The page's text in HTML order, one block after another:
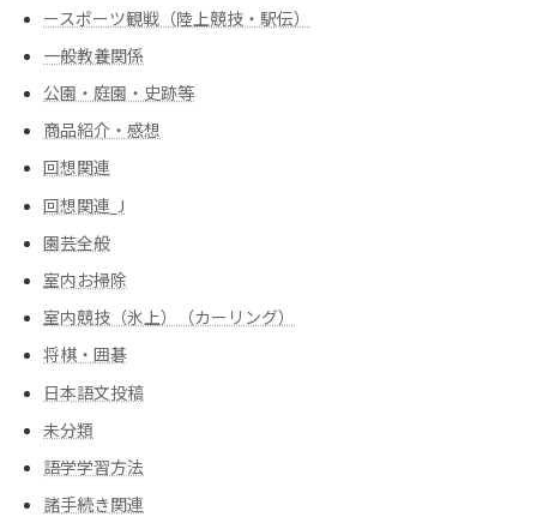
ースポーツ観戦（陸上競技・駅伝）
一般教養関係
公園・庭園・史跡等
商品紹介・感想
回想関連
回想関連_J
園芸全般
室内お掃除
室内競技（氷上）（カーリング）
将棋・囲碁
日本語文投稿
未分類
語学学習方法
諸手続き関連